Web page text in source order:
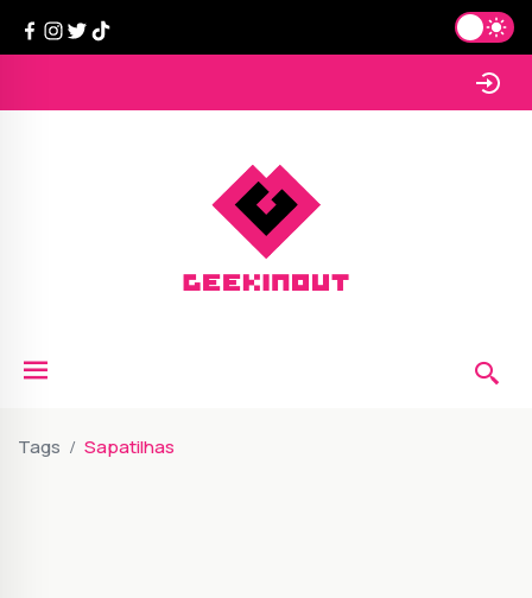
Tags Sapatilhas